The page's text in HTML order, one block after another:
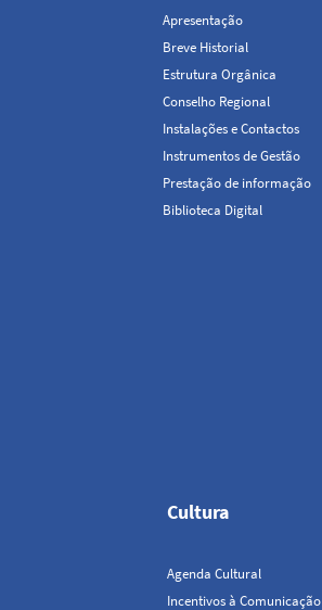
Apresentação
Breve Historial
Estrutura Orgânica
Conselho Regional
Instalações e Contactos
Instrumentos de Gestão
Prestação de informação
Biblioteca Digital
Cultura
Agenda Cultural
Incentivos à Comunicação